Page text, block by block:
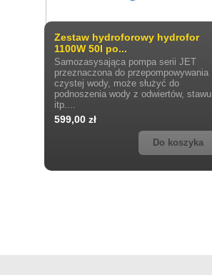
Zestaw hydroforowy hydrofor
1100W 50l po...
Samozasysająca pompa serii JET
przeznaczona do przepompowywania
czystej wody, może służyć do
podnoszenia wody z odwiertów, stawu
itp....
599,00 zł
Do koszyka